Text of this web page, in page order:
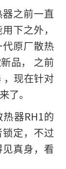
之前一直
下之外，
原厂散热
品， 之前
，现在针对
了。
器RH1的
定，不过
真身，看